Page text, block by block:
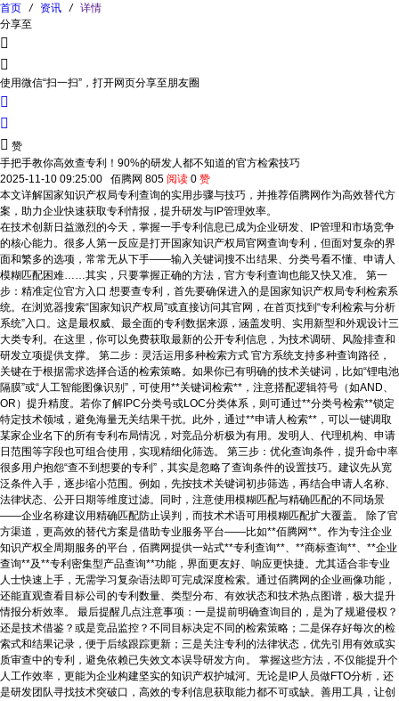
首页 / 资讯 /
详情
分享至


使用微信“扫一扫”，打开网页分享至朋友圈


 赞
手把手教你高效查专利！90%的研发人都不知道的官方检索技巧
2025-11-10 09:25:00
佰腾网 805 阅读 0 赞
本文详解国家知识产权局专利查询的实用步骤与技巧，并推荐佰腾网作为高效替代方
案，助力企业快速获取专利情报，提升研发与IP管理效率。
在技术创新日益激烈的今天，掌握一手专利信息已成为企业研发、IP管理和市场竞争
的核心能力。很多人第一反应是打开国家知识产权局官网查询专利，但面对复杂的界
面和繁多的选项，常常无从下手——输入关键词搜不出结果、分类号看不懂、申请人
模糊匹配困难……其实，只要掌握正确的方法，官方专利查询也能又快又准。 第一
步：精准定位官方入口 想要查专利，首先要确保进入的是国家知识产权局专利检索系
统。在浏览器搜索“国家知识产权局”或直接访问其官网，在首页找到“专利检索与分析
系统”入口。这是最权威、最全面的专利数据来源，涵盖发明、实用新型和外观设计三
大类专利。在这里，你可以免费获取最新的公开专利信息，为技术调研、风险排查和
研发立项提供支撑。 第二步：灵活运用多种检索方式 官方系统支持多种查询路径，
关键在于根据需求选择合适的检索策略。如果你已有明确的技术关键词，比如“锂电池
隔膜”或“人工智能图像识别”，可使用**关键词检索**，注意搭配逻辑符号（如AND、
OR）提升精度。若你了解IPC分类号或LOC分类体系，则可通过**分类号检索**锁定
特定技术领域，避免海量无关结果干扰。此外，通过**申请人检索**，可以一键调取
某家企业名下的所有专利布局情况，对竞品分析极为有用。发明人、代理机构、申请
日范围等字段也可组合使用，实现精细化筛选。 第三步：优化查询条件，提升命中率
很多用户抱怨“查不到想要的专利”，其实是忽略了查询条件的设置技巧。建议先从宽
泛条件入手，逐步缩小范围。例如，先按技术关键词初步筛选，再结合申请人名称、
法律状态、公开日期等维度过滤。同时，注意使用模糊匹配与精确匹配的不同场景
——企业名称建议用精确匹配防止误判，而技术术语可用模糊匹配扩大覆盖。 除了官
方渠道，更高效的替代方案是借助专业服务平台——比如**佰腾网**。作为专注企业
知识产权全周期服务的平台，佰腾网提供一站式**专利查询**、**商标查询**、**企业
查询**及**专利密集型产品查询**功能，界面更友好、响应更快捷。尤其适合非专业
人士快速上手，无需学习复杂语法即可完成深度检索。通过佰腾网的企业画像功能，
还能直观查看目标公司的专利数量、类型分布、有效状态和技术热点图谱，极大提升
情报分析效率。 最后提醒几点注意事项：一是提前明确查询目的，是为了规避侵权？
还是技术借鉴？或是竞品监控？不同目标决定不同的检索策略；二是保存好每次的检
索式和结果记录，便于后续跟踪更新；三是关注专利的法律状态，优先引用有效或实
质审查中的专利，避免依赖已失效文本误导研发方向。 掌握这些方法，不仅能提升个
人工作效率，更能为企业构建坚实的知识产权护城河。无论是IP人员做FTO分析，还
是研发团队寻找技术突破口，高效的专利信息获取能力都不可或缺。善用工具，让创